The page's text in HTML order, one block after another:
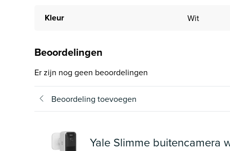
Kleur Wit
Beoordelingen
Er zijn nog geen beoordelingen
Beoordeling toevoegen
Yale Slimme buitencamera